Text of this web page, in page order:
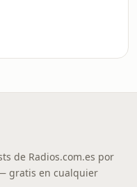
de Radios.com.es por
gratis en cualquier